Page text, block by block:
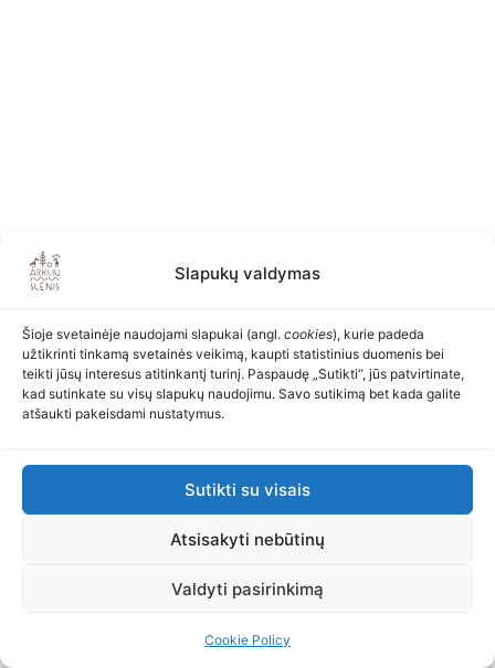
Slapukų valdymas
Šioje svetainėje naudojami slapukai (angl. cookies), kurie padeda
užtikrinti tinkamą svetainės veikimą, kaupti statistinius duomenis bei
teikti jūsų interesus atitinkantį turinį. Paspaudę „Sutikti“, jūs patvirtinate,
kad sutinkate su visų slapukų naudojimu. Savo sutikimą bet kada galite
atšaukti pakeisdami nustatymus.
Sutikti su visais
Atsisakyti nebūtinų
Valdyti pasirinkimą
Cookie Policy